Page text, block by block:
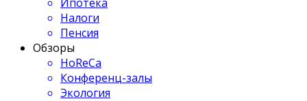
Налоги
Пенсия
Обзоры
HoReCa
Конференц-залы
Экология